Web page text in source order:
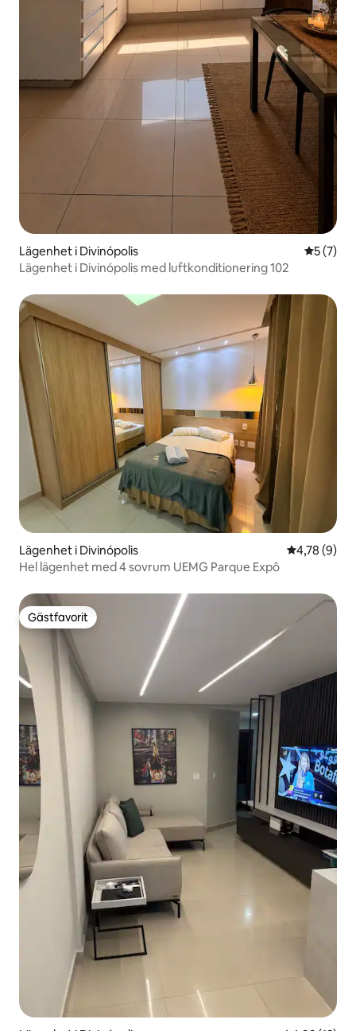
Lägenhet i Divinópolis 5 av 5 i
5 (7)
Lägenhet i Divinópolis med luftkonditionering 102
Lägenhet i Divinópolis 4,78 av 5 i
4,78 (9)
Hel lägenhet med 4 sovrum UEMG Parque Expô
Gästfavorit
Gästfavorit